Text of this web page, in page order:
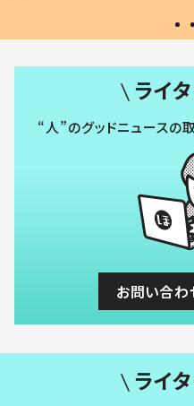
ライ
“人”のグッドニュースの
お問い合
ライ